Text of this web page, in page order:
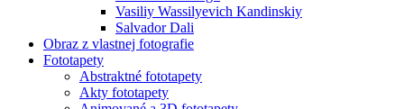
Vasiliy Wassilyevich Kandinskiy
Salvador Dali
Obraz z vlastnej fotografie
Fototapety
Abstraktné fototapety
Akty fototapety